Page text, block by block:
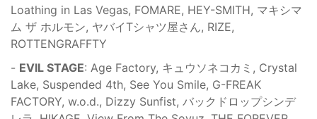
Loathing in Las Vegas, FOMARE, HEY-SMITH, マキシマ
ム ザ ホルモン, ヤバイTシャツ屋さん, RIZE,
ROTTENGRAFFTY
- EVIL STAGE: Age Factory, キュウソネコカミ, Crystal
Lake, Suspended 4th, See You Smile, G-FREAK
FACTORY, w.o.d., Dizzy Sunfist, バックドロップシンデ